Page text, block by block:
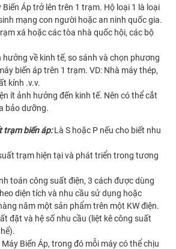
Biến Áp trở lên trên 1 trạm. Hộ loại 1 là loại
mạng con người hoặc an ninh quốc gia.
xá hoặc các tòa nhà quốc hội, các bộ
về kinh tế, so sánh và chọn phương
biến áp trên 1 trạm. VD: Nhà máy thép,
kính .v.v.
ít ảnh hưởng đến kinh tế. Nên có thể cắt
bảo dưỡng.
trạm biến áp: Là S hoặc P nếu cho biết nhu
trạm hiện tại và phát triển trong tương
toán công suất điện, 3 cách được dùng
diện tích và nhu cầu sử dụng hoặc
năm một sản phẩm trên một KW điện.
đặt và hệ số nhu cầu (liệt kê công suất
Biến Áp, trong đó mỗi máy có thể chịu